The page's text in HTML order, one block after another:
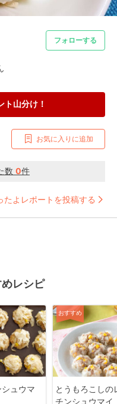
フォローする
ト山分け！
お気に入りに追加
数 0件
たよレポートを投稿する
レシピ
ュウマ
おすすめ
とうもろこしの
チンシュウマイ